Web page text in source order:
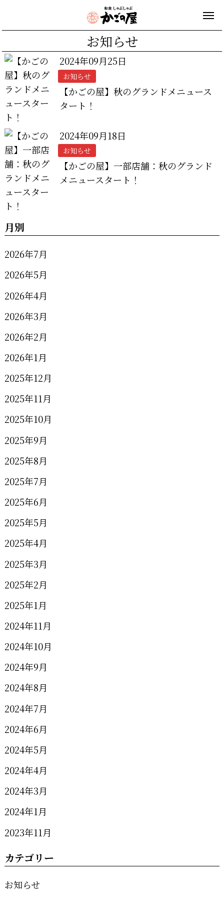
お知らせ
2024年09月25日
お知らせ
【かごの屋】秋のグランドメニュース
タート！
2024年09月18日
お知らせ
【かごの屋】一部店舗：秋のグランド
メニュースタート！
月別
2026年7月
2026年5月
2026年4月
2026年3月
2026年2月
2026年1月
2025年12月
2025年11月
2025年10月
2025年9月
2025年8月
2025年7月
2025年6月
2025年5月
2025年4月
2025年3月
2025年2月
2025年1月
2024年11月
2024年10月
2024年9月
2024年8月
2024年7月
2024年6月
2024年5月
2024年4月
2024年3月
2024年1月
2023年11月
カテゴリー
お知らせ